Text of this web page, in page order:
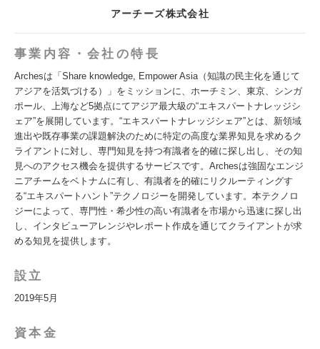
アーチーズ株式会社
事業内容・会社の特長
Archesは「Share knowledge, Empower Asia（知識の民主化を通じて
アジアを活気づける）」をミッションに、ホーチミン、東京、シンガ
ポール、上海など5拠点にてアジア最大級の“エキスパートナレッジシ
ェア”を展開しています。“エキスパートナレッジシェア”とは、新領域
進出や既存事業の課題解決のために特定の高度な業界知見を求めるク
ライアントに対し、専門知見を持つ有識者を的確に探し出し、その知
見へのアクセス機会を提供するサービスです。Archesは強固なエンジ
ニアチームをベトナムに有し、有識者を的確にリクルーティングす
る“エキスパートハント”テクノロジーを開発しています。本テクノロ
ジーによって、専門性・希少性の高い有識者を市場から迅速に探し出
し、インタビューアレンジやレポート作成を通じてクライアントが求
める知見を提供します。
設立
2019年5月
資本金